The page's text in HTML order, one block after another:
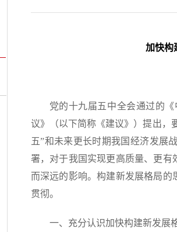
加快构
党的十九届五中全会通过的
议》（以下简称《建议》）提出，
五”和未来更长时期我国经济发展
署，对于我国实现更高质量、更
而深远的影响。构建新发展格局
贯彻。
一、充分认识加快构建新发展